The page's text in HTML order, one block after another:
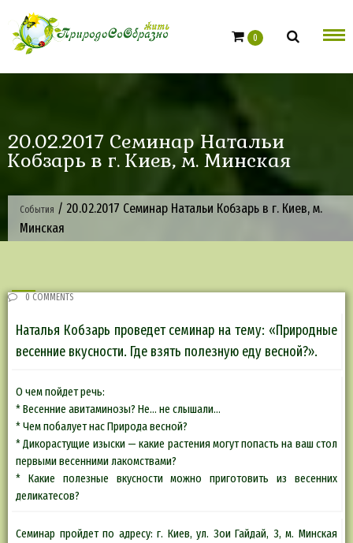
content
0
20.02.2017 Семинар Натальи
Кобзарь в г. Киев, м. Минская
События / 20.02.2017 Семинар Натальи Кобзарь в г. Киев, м.
Минская
0 COMMENTS
Наталья Кобзарь проведет семинар на тему: «Природные
весенние вкусности. Где взять полезную еду весной?».
О чем пойдет речь:
* Весенние авитаминозы? Не… не слышали…
* Чем побалует нас Природа весной?
* Дикорастущие изыски — какие растения могут попасть на ваш стол
первыми весенними лакомствами?
* Какие полезные вкусности можно приготовить из весенних
деликатесов?
Семинар пройдет по адресу: г. Киев, ул. Зои Гайдай, 3, м. Минская